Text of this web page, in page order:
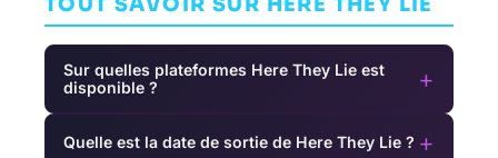
Sur quelles plateformes Here They Lie est
disponible ?
+
Quelle est la date de sortie de Here They Lie ? +